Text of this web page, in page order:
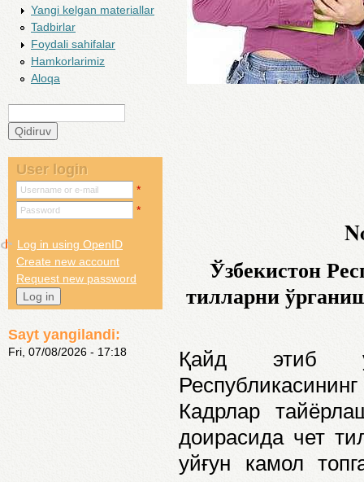
Ўзбекистон
тилларни
Қайд этиб
Кадрлар
доирасида чет
уйғун камол
Yangi kelgan materiallar
Tadbirlar
Foydali sahifalar
Hamkorlarimiz
Aloqa
Search form
User login
Username or e-mail *
Password *
Log in using OpenID
Create new account
Request new password
Sayt yangilandi:
Fri, 07/08/2026 - 17:18